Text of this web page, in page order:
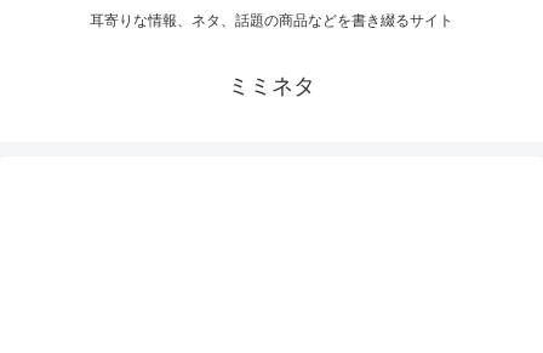
耳寄りな情報、ネタ、話題の商品などを書き綴るサイト
ミミネタ